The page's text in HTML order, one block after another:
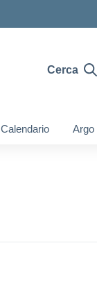
Cerca
Calendario Argo